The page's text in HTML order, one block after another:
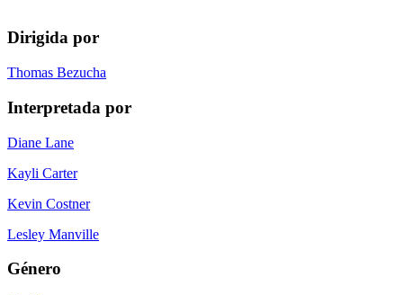
Dirigida por
Thomas Bezucha
Interpretada por
Diane Lane
Kayli Carter
Kevin Costner
Lesley Manville
Género